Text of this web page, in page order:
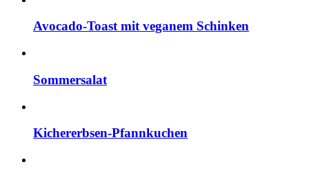
Avocado-Toast mit veganem Schinken
Sommersalat
Kichererbsen-Pfannkuchen